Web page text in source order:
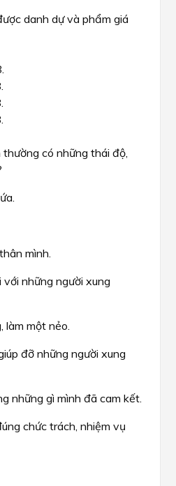
danh dự và phẩm giá
có những thái độ,
mình.
những người xung
làm một nẻo.
đỡ những người xung
những gì mình đã cam kết.
chức trách, nhiệm vụ